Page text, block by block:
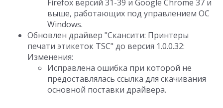
Firefox версий 31-39 и Google Chrome 37 и
выше, работающих под управлением ОС
Windows.
Обновлен драйвер "Скансити: Принтеры
печати этикеток TSC" до версия 1.0.0.32:
Изменения:
Исправлена ошибка при которой не
предоставлялась ссылка для скачивания
основной поставки драйвера.